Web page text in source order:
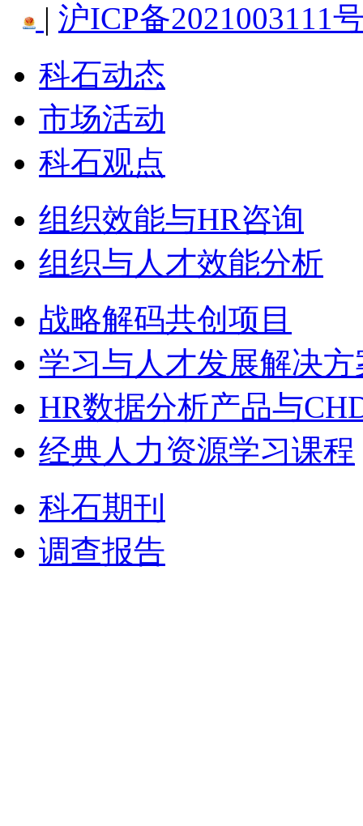
| 沪ICP备2021003111
科石动态
市场活动
科石观点
组织效能与HR咨询
组织与人才效能分析
战略解码共创项目
学习与人才发展解决方
HR数据分析产品与
经典人力资源学习课程
科石期刊
调查报告